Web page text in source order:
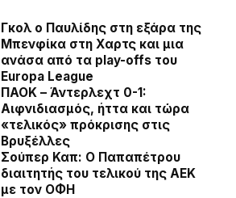
Γκολ ο Παυλίδης στη εξάρα της
Μπενφίκα στη Χαρτς και μια
ανάσα από τα play-offs του
Europa League
ΠΑΟΚ – Άντερλεχτ 0-1:
Αιφνιδιασμός, ήττα και τώρα
«τελικός» πρόκρισης στις
Βρυξέλλες
Σούπερ Καπ: Ο Παπαπέτρου
διαιτητής του τελικού της ΑΕΚ
με τον ΟΦΗ